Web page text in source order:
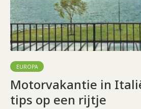
EUROPA
Motorvakantie in
tips op een rijtje